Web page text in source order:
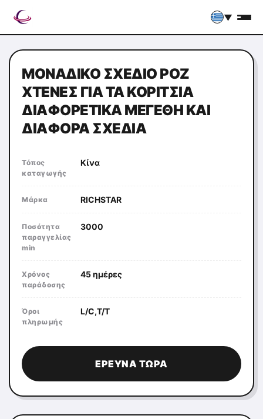
▼
ΜΟΝΑΔΙΚΌ ΣΧΈΔΙΟ ΡΟΖ
ΧΤΈΝΕΣ ΓΙΑ ΤΑ ΚΟΡΊΤΣΙΑ
ΔΙΑΦΟΡΕΤΙΚΆ ΜΕΓΈΘΗ ΚΑΙ
ΔΙΆΦΟΡΑ ΣΧΈΔΙΑ
Τόπος
καταγωγής
Κίνα
Μάρκα RICHSTAR
Ποσότητα
παραγγελίας
min
3000
Χρόνος
παράδοσης
45 ημέρες
Όροι
πληρωμής
L/C,T/T
ΈΡΕΥΝΑ ΤΏΡΑ